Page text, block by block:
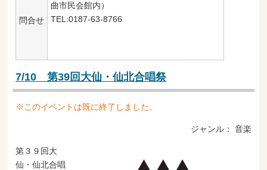
問合せ
曲市民会館内）
TEL:0187-63-8766
7/10 第39回大仙・仙北合唱祭
※このイベントは既に終了しました。
ジャンル： 音楽
第３９回大
仙・仙北合唱